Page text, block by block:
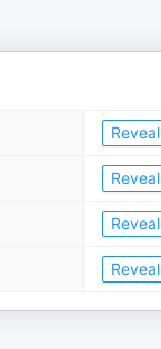
Reveal
Reveal
Reveal
Reveal